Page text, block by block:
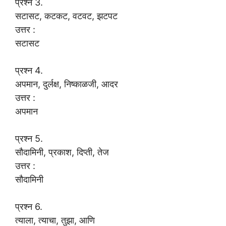
प्रश्न 3.
सटासट, कटकट, वटवट, झटपट
उत्तर :
सटासट
प्रश्न 4.
अपमान, दुर्लक्ष, निष्काळजी, आदर
उत्तर :
अपमान
प्रश्न 5.
सौदामिनी, प्रकाश, दिप्ती, तेज
उत्तर :
सौदामिनी
प्रश्न 6.
त्याला, त्याचा, तुझा, आणि